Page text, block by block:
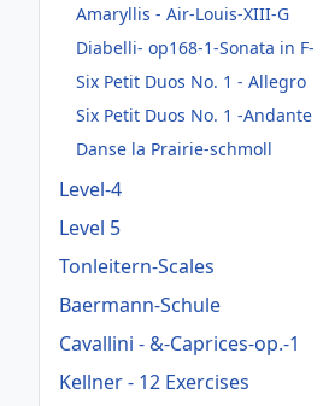
Amaryllis - Air-Louis-XIII-G
Diabelli- op168-1-Sonata in F-
Six Petit Duos No. 1 - Allegro
Six Petit Duos No. 1 -Andante
Danse la Prairie-schmoll
Level-4
Level 5
Tonleitern-Scales
Baermann-Schule
Cavallini - &-Caprices-op.-1
Kellner - 12 Exercises